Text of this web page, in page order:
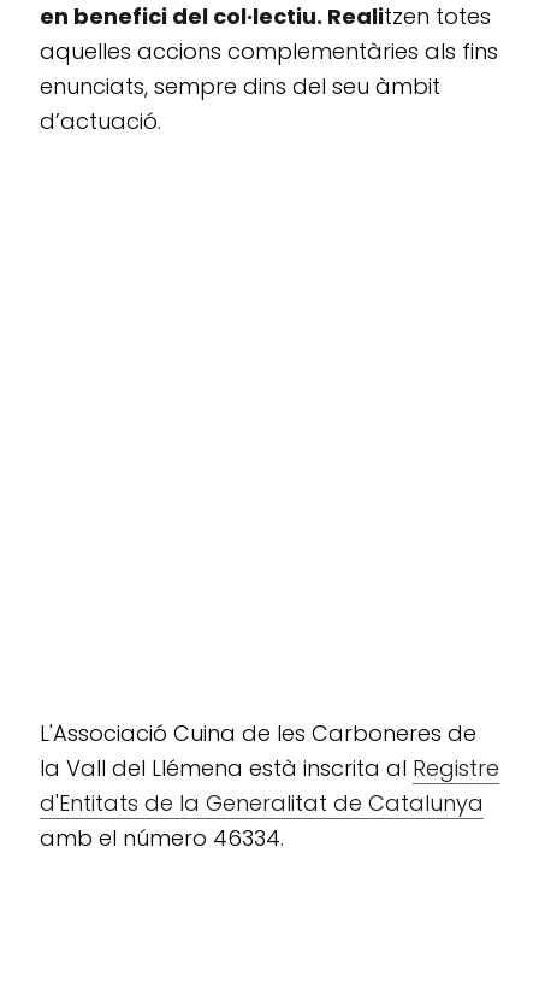
en benefici del col·lectiu. Realitzen totes
aquelles accions complementàries als fins
enunciats, sempre dins del seu àmbit
d’actuació.
L'Associació Cuina de les Carboneres de
la Vall del Llémena està inscrita al Registre
d'Entitats de la Generalitat de Catalunya
amb el número 46334.